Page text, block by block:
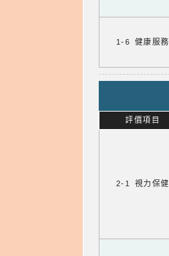
1-6 健康服務
評價項目
2-1 視力保健